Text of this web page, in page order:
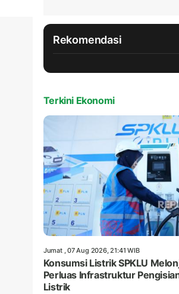
Rekomendasi
Terkini Ekonomi
Jumat , 07 Aug 2026, 21:41 WIB
Konsumsi Listrik SPKLU
Perluas Infrastruktur
Listrik